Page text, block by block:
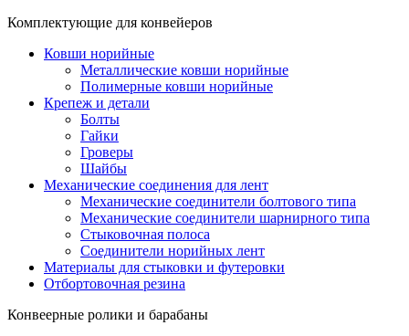
Комплектующие для конвейеров
Ковши норийные
Металлические ковши норийные
Полимерные ковши норийные
Крепеж и детали
Болты
Гайки
Гроверы
Шайбы
Механические соединения для лент
Механические соединители болтового типа
Механические соединители шарнирного типа
Стыковочная полоса
Соединители норийных лент
Материалы для стыковки и футеровки
Отбортовочная резина
Конвеерные ролики и барабаны